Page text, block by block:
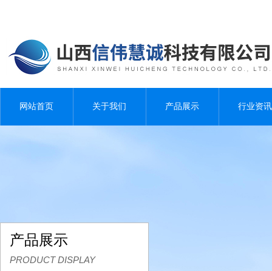
网站首页 关于我们 产品展示 行业资讯
产品展示
PRODUCT DISPLAY